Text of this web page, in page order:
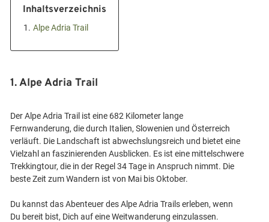
Inhaltsverzeichnis
1. Alpe Adria Trail
1. Alpe Adria Trail
Der Alpe Adria Trail ist eine 682 Kilometer lange
Fernwanderung, die durch Italien, Slowenien und Österreich
verläuft. Die Landschaft ist abwechslungsreich und bietet eine
Vielzahl an faszinierenden Ausblicken. Es ist eine mittelschwere
Trekkingtour, die in der Regel 34 Tage in Anspruch nimmt. Die
beste Zeit zum Wandern ist von Mai bis Oktober.
Du kannst das Abenteuer des Alpe Adria Trails erleben, wenn
Du bereit bist, Dich auf eine Weitwanderung einzulassen.